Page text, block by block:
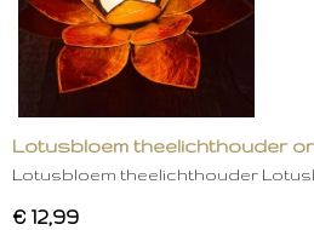
Lotusbloem theelichthouder
Lotusbloem theelichthouder
€ 12,99